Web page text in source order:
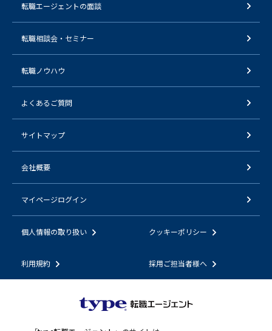
転職エージェントの面談
転職相談会・セミナー
転職ノウハウ
よくあるご質問
サイトマップ
会社概要
マイページログイン
個人情報の取り扱い クッキーポリシー
利用規約 採用ご担当者様へ